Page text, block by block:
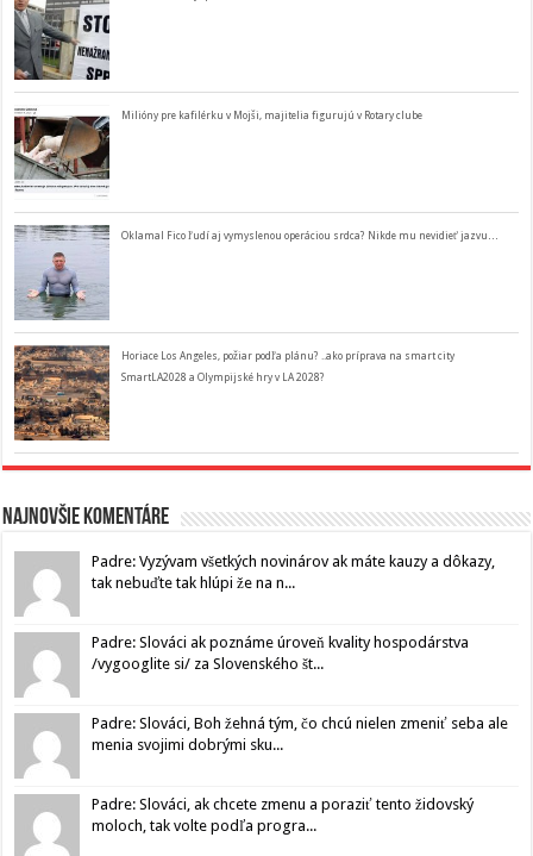
Milióny pre kafilérku v Mojši, majitelia figurujú v Rotary clube
Oklamal Fico ľudí aj vymyslenou operáciou srdca? Nikde mu nevidieť jazvu…
Horiace Los Angeles, požiar podľa plánu? ..ako príprava na smart city
SmartLA2028 a Olympijské hry v LA 2028?
Najnovšie komentáre
Padre: Vyzývam všetkých novinárov ak máte kauzy a dôkazy,
tak nebuďte tak hlúpi že na n...
Padre: Slováci ak poznáme úroveň kvality hospodárstva
/vygooglite si/ za Slovenského št...
Padre: Slováci, Boh žehná tým, čo chcú nielen zmeniť seba ale
menia svojimi dobrými sku...
Padre: Slováci, ak chcete zmenu a poraziť tento židovský
moloch, tak volte podľa progra...